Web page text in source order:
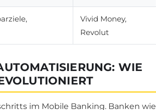
Vivid Money,
Revolut
WIE
im Mobile Banking. Banken wie